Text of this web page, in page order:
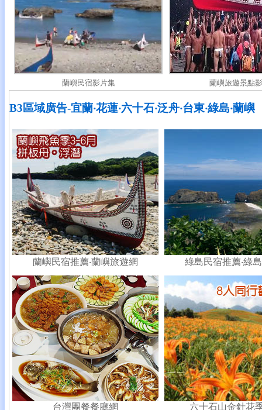
蘭嶼民宿影片集 蘭嶼旅遊景點
B3區域廣告-宜蘭‧花蓮‧六十石‧泛舟‧台東‧綠島‧蘭嶼
蘭嶼民宿推薦‧蘭嶼旅遊網 綠島民宿推薦‧綠
台灣團餐餐廳網 六十石山金針花